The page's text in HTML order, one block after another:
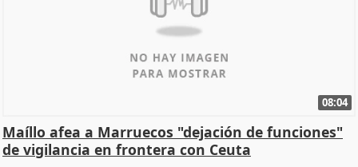
08:04
Maíllo afea a Marruecos "dejación de funciones"
de vigilancia en frontera con Ceuta